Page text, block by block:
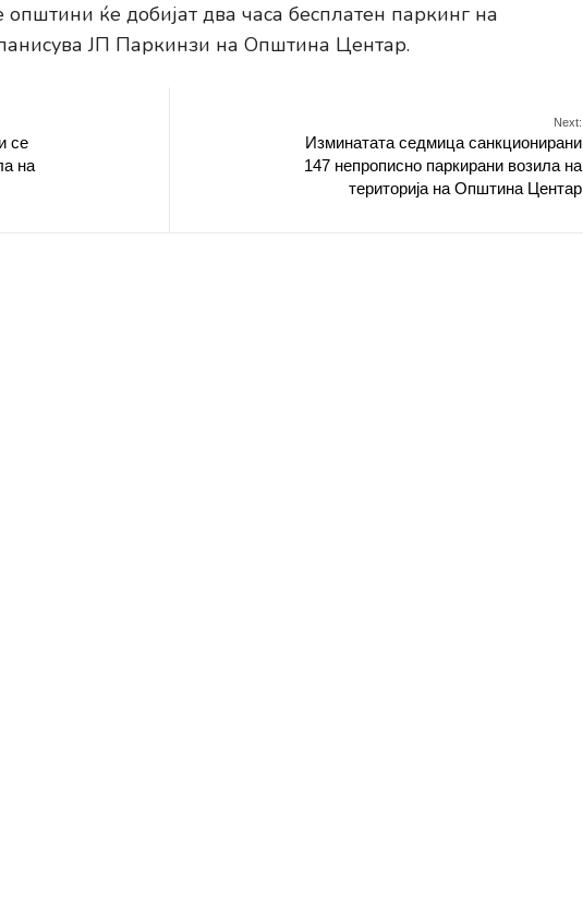
општини ќе добијат два часа бесплатен паркинг на
ЈП Паркинзи на Општина Центар.
се
на
Next:
Изминатата седмица санкционирани
147 непрописно паркирани возила на
територија на Општина Центар